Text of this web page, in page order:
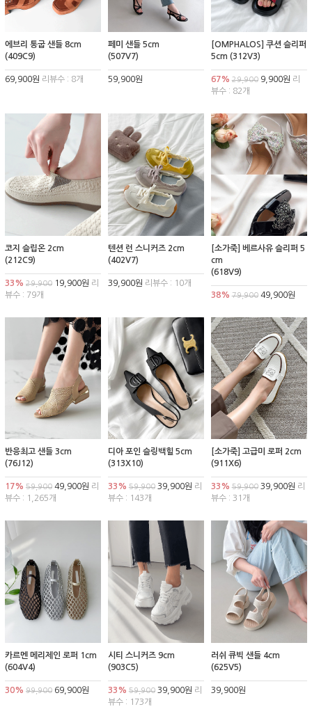
에브리 통굽 샌들 8cm
(409C9)
69,900원 리뷰수 : 8개
페미 샌들 5cm
(507V7)
59,900원
[OMPHALOS] 쿠션 슬리퍼
5cm (312V3)
67% 29,9009,900원 리
뷰수 : 82개
코지 슬립온 2cm
(212C9)
33% 29,900 19,900원 리
뷰수 : 79개
텐션 런 스니커즈 2cm
(402V7)
39,900원 리뷰수 : 10개
[소가죽] 베르사유 슬리퍼 5
cm
(618V9)
38% 79,90049,900원
반응최고 샌들 3cm
(76J12)
17% 59,900 49,900원 리
뷰수 : 1,265개
디아 포인 슬링백힐 5cm
(313X10)
33% 59,90039,900원 리
뷰수 : 143개
[소가죽] 고급미 로퍼 2cm
(911X6)
33% 59,90039,900원 리
뷰수 : 31개
카르멘 메리제인 로퍼 1cm
(604V4)
30% 99,900 69,900원
시티 스니커즈 9cm
(903C5)
33% 59,90039,900원 리
뷰수 : 173개
러쉬 큐빅 샌들 4cm
(625V5)
39,900원